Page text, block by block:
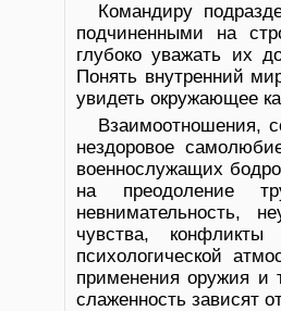
Командиру
подчиненными на
глубоко уважать их
Понять внутренний
увидеть окружающее
Взаимоотношения,
нездоровое
военнослужащих
на преодоление
невнимательность,
чувства,
психологической
применения оружия и
слаженность зависят